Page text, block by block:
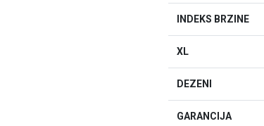
INDEKS BRZINE
XL
DEZENI
GARANCIJA